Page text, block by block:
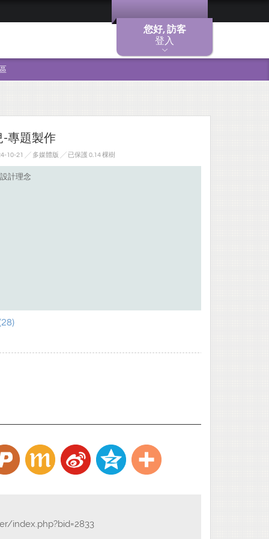
您好, 訪客
登入
-專題製作
10-21 ╱ 多媒體版 ╱ 已保護 0.14 棵樹
計理念
index.php?bid=2833